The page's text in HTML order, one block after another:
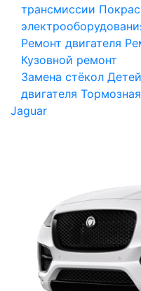
трансмиссии
Ремонт двигателя
Кузовной ремонт
Замена стёкол
двигателя
Jaguar